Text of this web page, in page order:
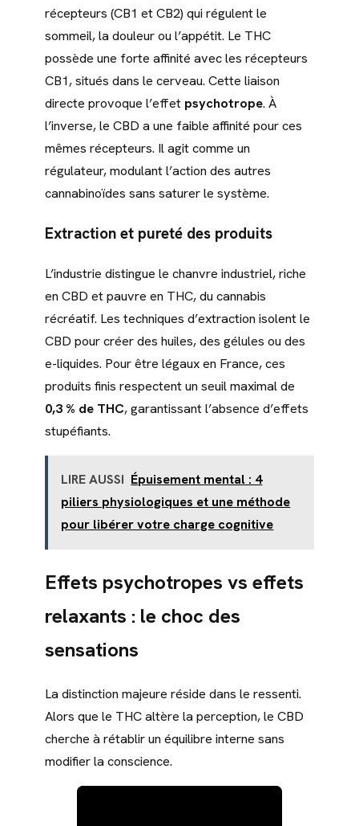
récepteurs (CB1 et CB2) qui régulent le
sommeil, la douleur ou l’appétit. Le THC
possède une forte affinité avec les récepteurs
CB1, situés dans le cerveau. Cette liaison
directe provoque l’effet psychotrope. À
l’inverse, le CBD a une faible affinité pour ces
mêmes récepteurs. Il agit comme un
régulateur, modulant l’action des autres
cannabinoïdes sans saturer le système.
Extraction et pureté des produits
L’industrie distingue le chanvre industriel, riche
en CBD et pauvre en THC, du cannabis
récréatif. Les techniques d’extraction isolent le
CBD pour créer des huiles, des gélules ou des
e-liquides. Pour être légaux en France, ces
produits finis respectent un seuil maximal de
0,3 % de THC, garantissant l’absence d’effets
stupéfiants.
LIRE AUSSI Épuisement mental : 4
piliers physiologiques et une méthode
pour libérer votre charge cognitive
Effets psychotropes vs effets
relaxants : le choc des
sensations
La distinction majeure réside dans le ressenti.
Alors que le THC altère la perception, le CBD
cherche à rétablir un équilibre interne sans
modifier la conscience.